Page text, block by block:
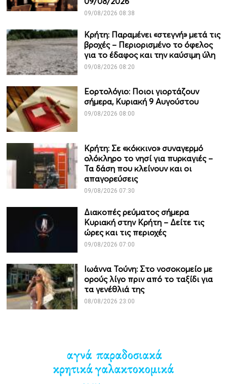
09/08/2026 08:38
Κρήτη: Παραμένει «στεγνή» μετά τις
βροχές – Περιορισμένο το όφελος
για το έδαφος και την καύσιμη ύλη
09/08/2026 08:20
Εορτολόγιο: Ποιοι γιορτάζουν
σήμερα, Κυριακή 9 Αυγούστου
09/08/2026 08:00
Κρήτη: Σε «κόκκινο» συναγερμό
ολόκληρο το νησί για πυρκαγιές –
Τα δάση που κλείνουν και οι
απαγορεύσεις
09/08/2026 07:30
Διακοπές ρεύματος σήμερα
Κυριακή στην Κρήτη – Δείτε τις
ώρες και τις περιοχές
09/08/2026 07:00
Ιωάννα Τούνη: Στο νοσοκομείο με
ορούς λίγο πριν από το ταξίδι για
τα γενέθλιά της
08/08/2026 23:00